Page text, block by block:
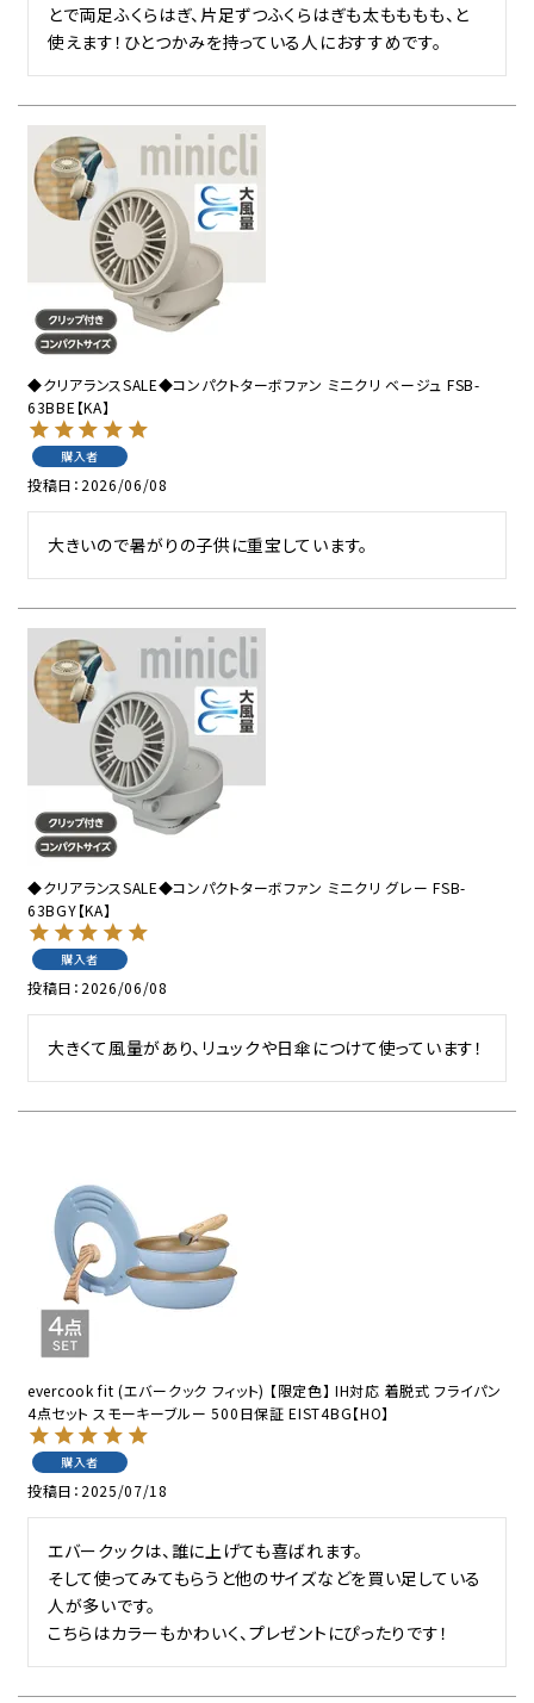
とで両足ふくらはぎ、片足ずつふくらはぎも太もももも、と
使えます！ひとつかみを持っている人におすすめです。
◆クリアランスSALE◆コンパクトターボファン ミニクリ ベージュ FSB-
63BBE【KA】
購入者
投稿日 2026/06/08
大きいので暑がりの子供に重宝しています。
◆クリアランスSALE◆コンパクトターボファン ミニクリ グレー FSB-
63BGY【KA】
購入者
投稿日 2026/06/08
大きくて風量があり、リュックや日傘につけて使っています！
evercook fit (エバークック フィット) 【限定色】 IH対応 着脱式 フライパン
4点セット スモーキーブルー 500日保証 EIST4BG【HO】
購入者
投稿日 2025/07/18
エバークックは、誰に上げても喜ばれます。
そして使ってみてもらうと他のサイズなどを買い足している
人が多いです。
こちらはカラーもかわいく、プレゼントにぴったりです！